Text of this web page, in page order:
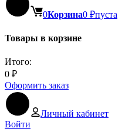
0Корзина0 ₽пуста
Товары в корзине
Итого:
0 ₽
Оформить заказ
Личный кабинет
Войти